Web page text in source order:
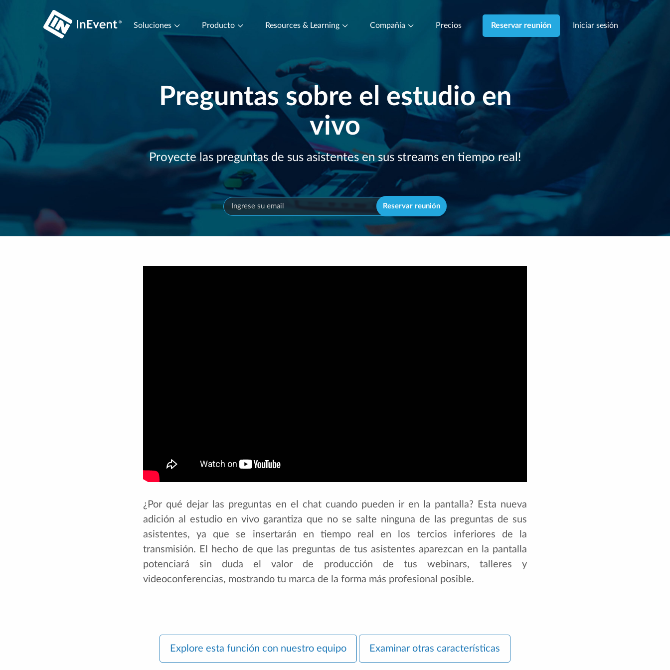
Soluciones Producto Resources & Learning Compañía Precios Reservar reunión Iniciar sesión
Preguntas sobre el estudio en
vivo
Proyecte las preguntas de sus asistentes en sus streams en tiempo real!
Reservar reunión
¿Por qué dejar las preguntas en el chat cuando pueden ir en la pantalla? Esta nueva
adición al estudio en vivo garantiza que no se salte ninguna de las preguntas de sus
asistentes, ya que se insertarán en tiempo real en los tercios inferiores de la
transmisión. El hecho de que las preguntas de tus asistentes aparezcan en la pantalla
potenciará sin duda el valor de producción de tus webinars, talleres y
videoconferencias, mostrando tu marca de la forma más profesional posible.
Explore esta función con nuestro equipo Examinar otras características